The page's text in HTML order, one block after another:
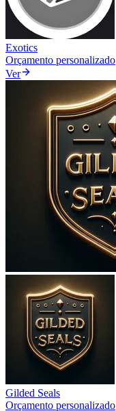
Exotics
Orçamento personalizado
Ver
Gilded Seals
Orçamento personalizado